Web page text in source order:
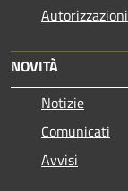
Autorizzazioni
NOVITÀ
Notizie
Comunicati
Avvisi